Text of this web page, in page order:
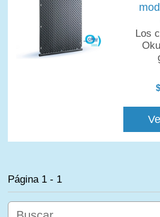
Los
Página 1 - 1